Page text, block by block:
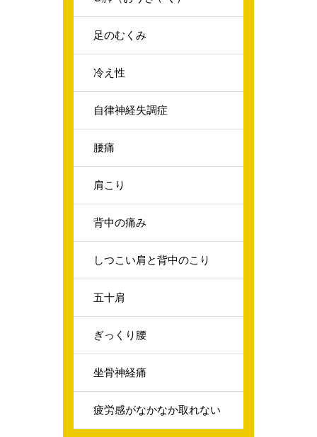
足のむくみ
冷え性
自律神経失調症
腰痛
肩こり
背中の痛み
しつこい肩と背中のこり
五十肩
ぎっくり腰
坐骨神経痛
疲労感がなかなか取れない